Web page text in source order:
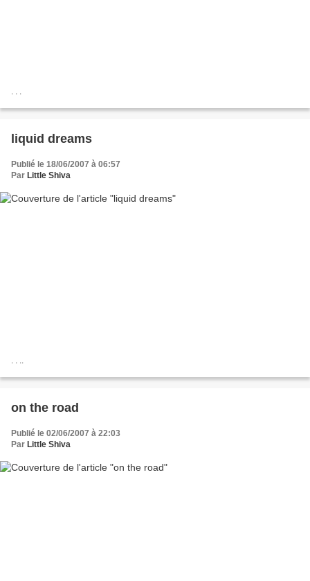
liquid dreams
Publié le 18/06/2007 à 06:57
Par Little Shiva
. . ..
on the road
Publié le 02/06/2007 à 22:03
Par Little Shiva